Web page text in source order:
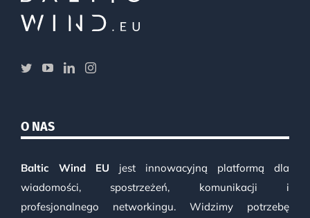
O NAS
Baltic Wind EU jest innowacyjną platformą dla
wiadomości, spostrzeżeń, komunikacji i
profesjonalnego networkingu. Widzimy potrzebę